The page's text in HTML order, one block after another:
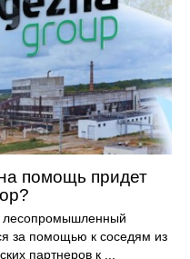
помощь придет
лесопромышленный
за помощью к соседям из
партнеров к ...